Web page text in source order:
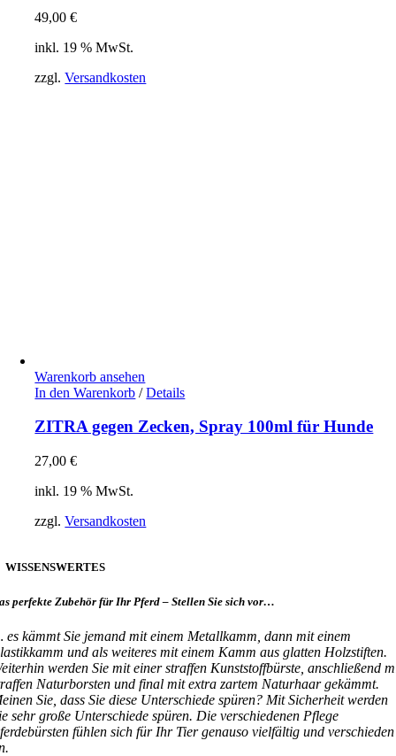
49,00€
inkl. 19 % MwSt.
zzgl.Versandkosten
Warenkorb ansehen
In den Warenkorb / Details
ZITRA gegen Zecken, Spray 100ml für Hunde
27,00€
inkl. 19 % MwSt.
zzgl.Versandkosten
WISSENSWERTES
perfekte Zubehör für Ihr Pferd –Stellen Sie sich vor…
kämmt Sie jemand mit einem Metallkamm, dann mit einem
und als weiteres mit einem Kamm aus glatten Holzstiften.
werden Sie mit einer straffen Kunststoffbürste, anschließend
Naturborsten und final mit extra zartem Naturhaar gekämmt.
Sie, dass Sie diese Unterschiede spüren? Mit Sicherheit werden
sehr große Unterschiede spüren. Die verschiedenen Pflege
fühlen sich für Ihr Tier genauso vielfältig und verschieden